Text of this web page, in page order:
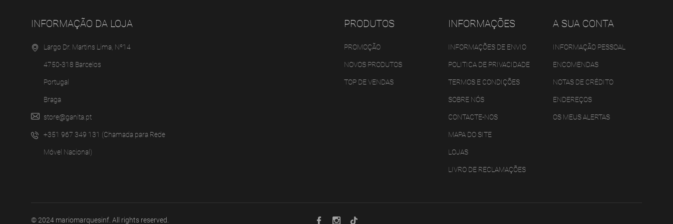
INFORMAÇÃO DA LOJA
Largo Dr. Martins Lima, Nº14
4750-318 Barcelos
Portugal
Braga
store@ganita.pt
+351 967 349 131 (Chamada para Rede
Móvel Nacional)
PRODUTOS
PROMOÇÃO
NOVOS PRODUTOS
TOP DE VENDAS
INFORMAÇÕES
INFORMAÇÕES DE ENVIO
POLITICA DE PRIVACIDADE
TERMOS E CONDIÇÕES
SOBRE NÓS
CONTACTE-NOS
MAPA DO SITE
LOJAS
LIVRO DE RECLAMAÇÕES
A SUA CONTA
INFORMAÇÃO PESSOAL
ENCOMENDAS
NOTAS DE CRÉDITO
ENDEREÇOS
OS MEUS ALERTAS
© 2024 mariomarquesinf . All rights reserved.